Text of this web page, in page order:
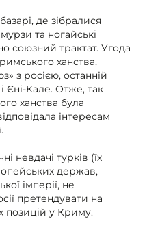
де зібралися
та ногайські
союзний трактат. Угода
ханства,
з росією, останній
Єні-Кале. Отже, так
ханства була
інтересам
невдачі турків (їх
держав,
імперії, не
претендувати на
позицій у Криму.